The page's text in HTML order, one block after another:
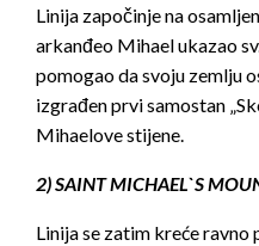
Linija započinje na
arkanđeo Mihael ukazao
pomogao da svoju zemlju
izgrađen prvi samostan
Mihaelove stijene.
2) SAINT MICHAEL`S
Linija se zatim kreće ravno